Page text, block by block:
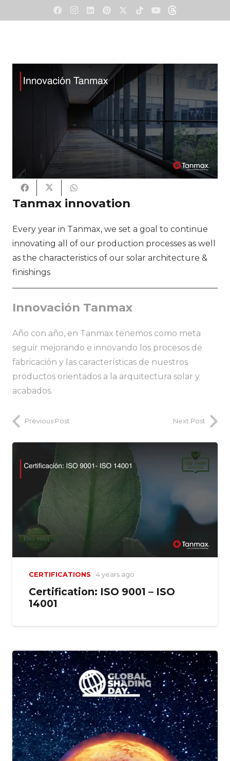
Tanmax innovation
Every year in Tanmax, we set a goal to continue
innovating all of our production processes as well
as the characteristics of our solar architecture &
finishings
Innovación Tanmax
Año con año, en Tanmax tenemos como meta
seguir mejorando e innovando los procesos de
fabricación y las características de nuestros
productos orientados a la arquitectura solar y
acabados.
Previous Post Next Post
CERTIFICATIONS 4 years ago
Certification: ISO 9001 – ISO
14001